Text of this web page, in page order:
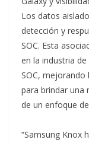
Los datos
detección y
SOC. Esta
en la industria
SOC, mejorando
para brindar una
de un enfoque
“Samsung Knox